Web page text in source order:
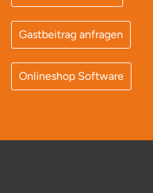
Gastbeitrag anfragen
Onlineshop Software
Nidda